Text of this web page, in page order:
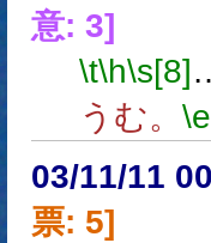
意: 3]
\t\h\s[8]
うむ。 \e
03/11/11
票: 5]